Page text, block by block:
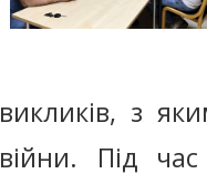
викликів, з
війни. Під